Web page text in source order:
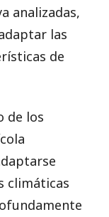
analizadas,
las
de
de los
climáticas